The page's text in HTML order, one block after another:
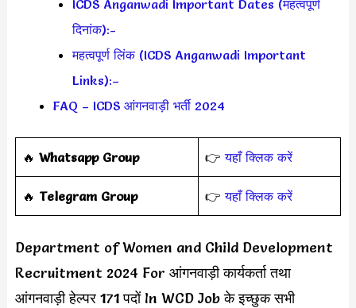
ICDS Anganwadi Important Dates (महत्वपूर्ण
दिनांक):-
महत्वपूर्ण लिंक (ICDS Anganwadi Important
Links):–
FAQ – ICDS आंगनवाड़ी भर्ती 2024
🔥 Whatsapp Group 👉यहाँ क्लिक करें
‎️‍🔥 Telegram Group 👉यहाँ क्लिक करें
Department of Women and Child Development
Recruitment 2024 For आंगनवाड़ी कार्यकर्ता तथा
आंगनवाड़ी हेल्पर 171 पदों In WCD Job के इच्छुक सभी